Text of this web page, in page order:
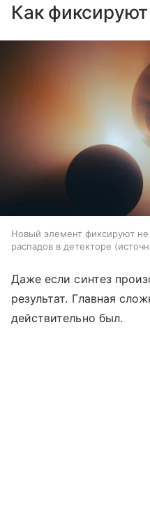
Как
Новый элемент фиксируют
распадов в детекторе
Даже если синтез
результат. Главная
действительно был.